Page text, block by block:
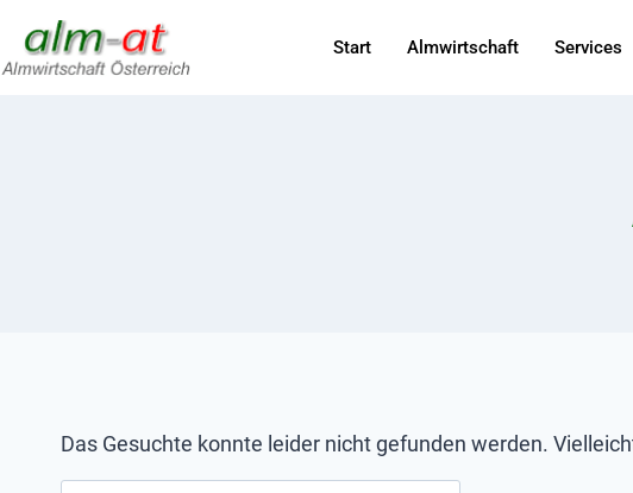
Start Almwirtschaft Services
Das Gesuchte konnte leider nicht gefunden werden.